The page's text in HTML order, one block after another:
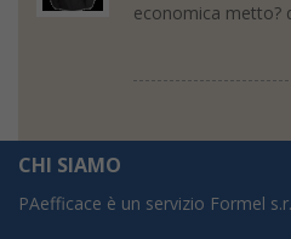
economica metto?
CHI SIAMO
PAefficace è un servizio Formel